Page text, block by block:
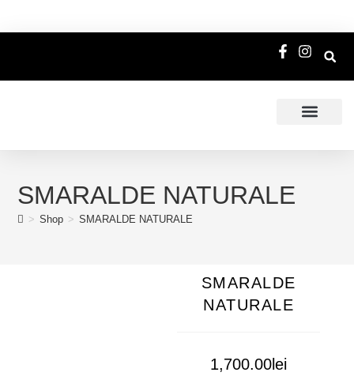
SMARALDE NATURALE
> Shop > SMARALDE NATURALE
SMARALDE
NATURALE
1,700.00lei